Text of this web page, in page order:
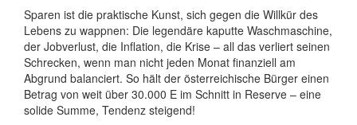
Sparen ist die praktische Kunst, sich gegen die Willkür des
Lebens zu wappnen: Die legendäre kaputte Waschmaschine,
der Jobverlust, die Inflation, die Krise – all das verliert seinen
Schrecken, wenn man nicht jeden Monat finanziell am
Abgrund balanciert. So hält der österreichische Bürger einen
Betrag von weit über 30.000 E im Schnitt in Reserve – eine
solide Summe, Tendenz steigend!